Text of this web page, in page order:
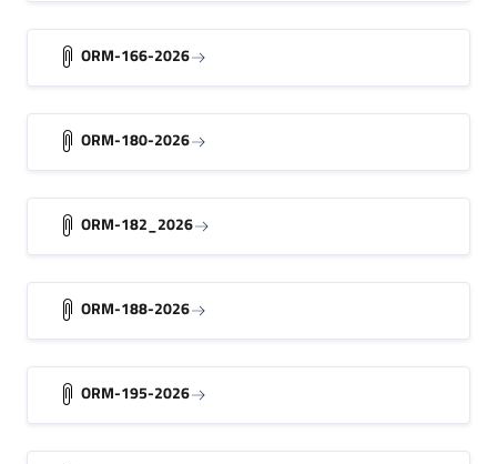
ORM-166-2026
ORM-180-2026
ORM-182_2026
ORM-188-2026
ORM-195-2026